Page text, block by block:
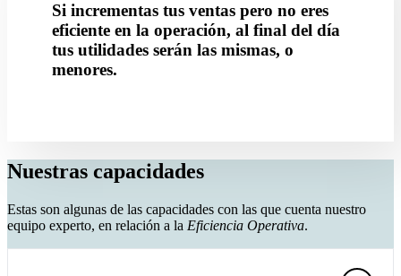
Si incrementas tus ventas pero no eres
eficiente en la operación, al final del día
tus utilidades serán las mismas, o
menores.
Nuestras capacidades
Estas son algunas de las capacidades con las que cuenta nuestro
equipo experto, en relación a la Eficiencia Operativa.